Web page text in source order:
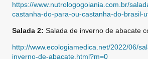
https://www.nutrologogoiania.com.br/
castanha-do-para-ou-castanha-do-brasil-
Salada 2: Salada de inverno de abacate
http://www.ecologiamedica.net/2022/06/
inverno-de-abacate.html?m=0